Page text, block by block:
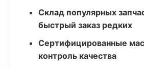
Склад популярных
быстрый заказ редких
Сертифицированные
контроль качества